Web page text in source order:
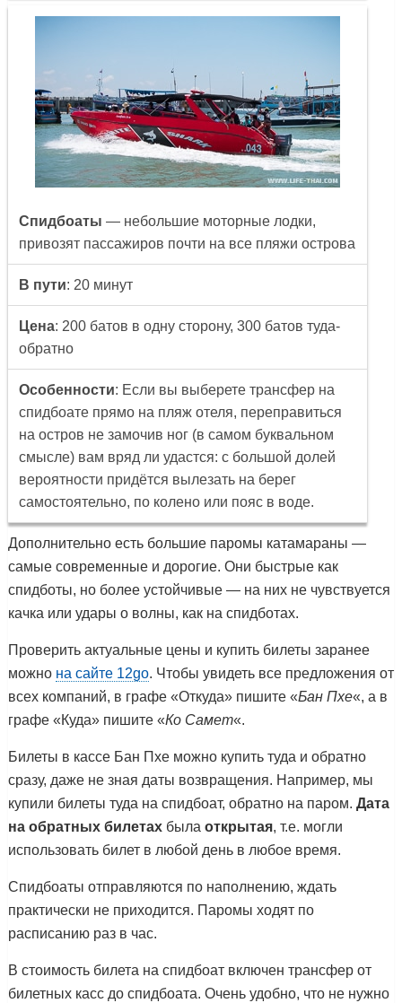
Спидбоаты — небольшие моторные лодки,
привозят пассажиров почти на все пляжи острова
В пути: 20 минут
Цена: 200 батов в одну сторону, 300 батов туда-
обратно
Особенности: Если вы выберете трансфер на
спидбоате прямо на пляж отеля, переправиться
на остров не замочив ног (в самом буквальном
смысле) вам вряд ли удастся: с большой долей
вероятности придётся вылезать на берег
самостоятельно, по колено или пояс в воде.
Дополнительно есть большие паромы катамараны —
самые современные и дорогие. Они быстрые как
спидботы, но более устойчивые — на них не чувствуется
качка или удары о волны, как на спидботах.
Проверить актуальные цены и купить билеты заранее
можно на сайте 12go. Чтобы увидеть все предложения от
всех компаний, в графе «Откуда» пишите «Бан Пхе«, а в
графе «Куда» пишите «Ко Самет«.
Билеты в кассе Бан Пхе можно купить туда и обратно
сразу, даже не зная даты возвращения. Например, мы
купили билеты туда на спидбоат, обратно на паром. Дата
на обратных билетахбыла открытая, т.е. могли
использовать билет в любой день в любое время.
Спидбоаты отправляются по наполнению, ждать
практически не приходится. Паромы ходят по
расписанию раз в час.
В стоимость билета на спидбоат включен трансфер от
билетных касс до спидбоата. Очень удобно, что не нужно